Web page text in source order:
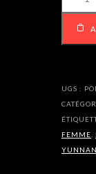
Portrait
UGS :
FEMME
YUNNAN